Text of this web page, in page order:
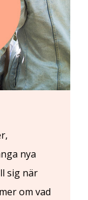
nya
sig när
om vad